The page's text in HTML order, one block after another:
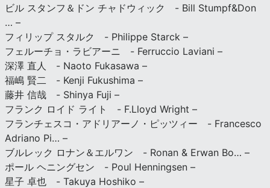
ビル スタンフ＆ドン チャドウィック - Bill Stumpf&Don
… –
フィリップ スタルク - Philippe Starck –
フェルーチョ・ラビアーニ - Ferruccio Laviani –
深澤 直人 - Naoto Fukasawa –
福嶋 賢二 - Kenji Fukushima –
藤井 信哉 - Shinya Fuji –
フランク ロイド ライト - F.Lloyd Wright –
フランチェスコ・アドリアーノ・ピッツィー - Francesco
Adriano Pi… –
ブルレック ロナン＆エルワン - Ronan & Erwan Bo… –
ポール ヘニングセン - Poul Henningsen –
星子 卓也 - Takuya Hoshiko –